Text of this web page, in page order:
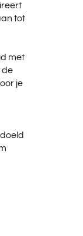
tot
met
de
je